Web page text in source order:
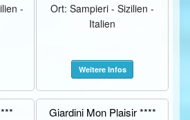
-
Ort: Sampieri - Sizilien -
Italien
Weitere Infos
Giardini Mon Plaisir ****